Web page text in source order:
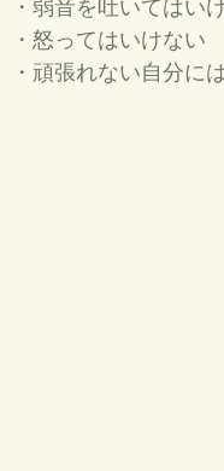
・弱音を吐いてはい
・怒ってはいけない
・頑張れない自分に